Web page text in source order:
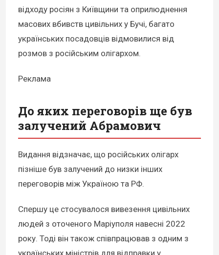
відходу росіян з Київщини та оприлюднення
масових вбивств цивільних у Бучі, багато
українських посадовців відмовилися від
розмов з російським олігархом.
Реклама
До яких переговорів ще був
залучений Абрамович
Видання відзначає, що російських олігарх
пізніше був залучений до низки інших
переговорів між Україною та РФ.
Спершу це стосувалося вивезення цивільних
людей з оточеного Маріуполя навесні 2022
року. Тоді він також співпрацював з одним з
українських міністрів для відправки у